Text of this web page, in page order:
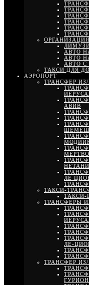
АВТО
АВТО
АВТО С
ТАКСИ ДЛЯ
АЭРОПОРТ
ТРАНСФЕР
АВИВ
ШЕМЕШ
ЛЕ
ТАКСИ-
ТАКСИ-
ТРАНСФЕРЫ
ЛЕ-
ТРАНСФЕР
ГУРИОН